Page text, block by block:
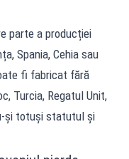
parte a producției
Spania, Cehia sau
fi fabricat fără
Turcia, Regatul Unit,
și totuși statutul și